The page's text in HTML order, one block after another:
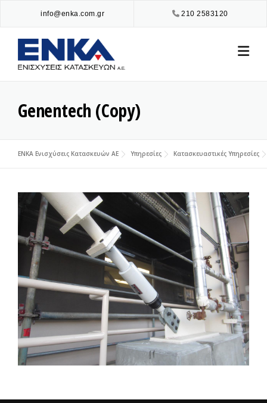
content
210 2583120
info@enka.com.gr
Genentech (Copy)
ENKA Ενισχύσεις Κατασκευών ΑΕ Υπηρεσίες Κατασκευαστικές Υπηρεσίες